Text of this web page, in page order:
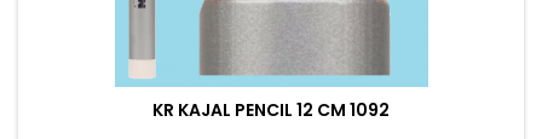
KR KAJAL PENCIL 12 CM 1092